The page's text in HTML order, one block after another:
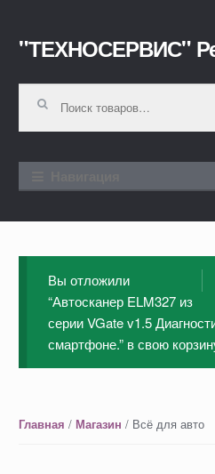
Перейти к навигации
Перейти к содержимому
"ТЕХНОСЕРВИС"
Вы отложили
“Автосканер ELM327 из
серии VGate v1.5
смартфоне.” в свою
Главная / Магазин / Всё для авто